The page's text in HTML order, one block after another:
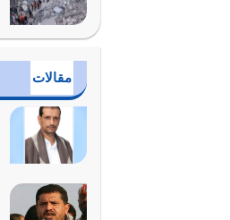
يوليو 24, 2026
يجب أن نعود
لنعتصم
يوليو 22, 2026
المُلك كله
مقالات